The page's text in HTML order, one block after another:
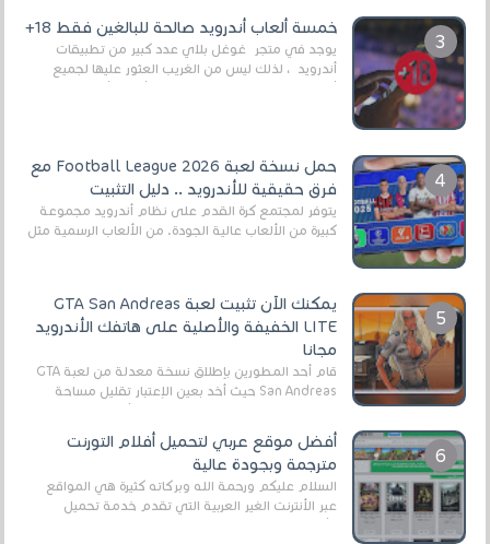
خمسة ألعاب أندرويد صالحة للبالغين فقط 18+
يوجد في متجر غوغل بلاي عدد كبير من تطبيقات
أندرويد ، لذلك ليس من الغريب العثور عليها لجميع
حمل نسخة لعبة Football League 2026 مع
فرق حقيقية للأندرويد .. دليل التثبيت
يتوفر لمجتمع كرة القدم على نظام أندرويد مجموعة
كبيرة من الألعاب عالية الجودة. من الألعاب الرسمية مثل
يمكنك الآن تثبيت لعبة GTA San Andreas
LITE الخفيفة والأصلية على هاتفك الأندرويد
مجانا
قام أحد المطورين بإطلاق نسخة معدلة من لعبة GTA
San Andreas حيث أخد بعين الإعتبار تقليل مساحة
أفضل موقع عربي لتحميل أفلام التورنت
مترجمة وبجودة عالية
السلام عليكم ورحمة الله وبركاته كثيرة هي المواقع
عبر الأنترنت الغير العربية التي تقدم خدمة تحميل
الأفلام على التورنت ، ومعظم هذه المواقع ل...